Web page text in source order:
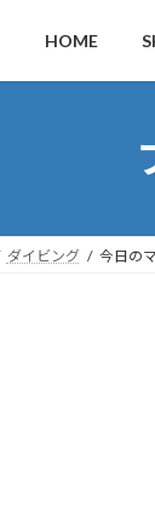
HOME
ダイビング 今日の